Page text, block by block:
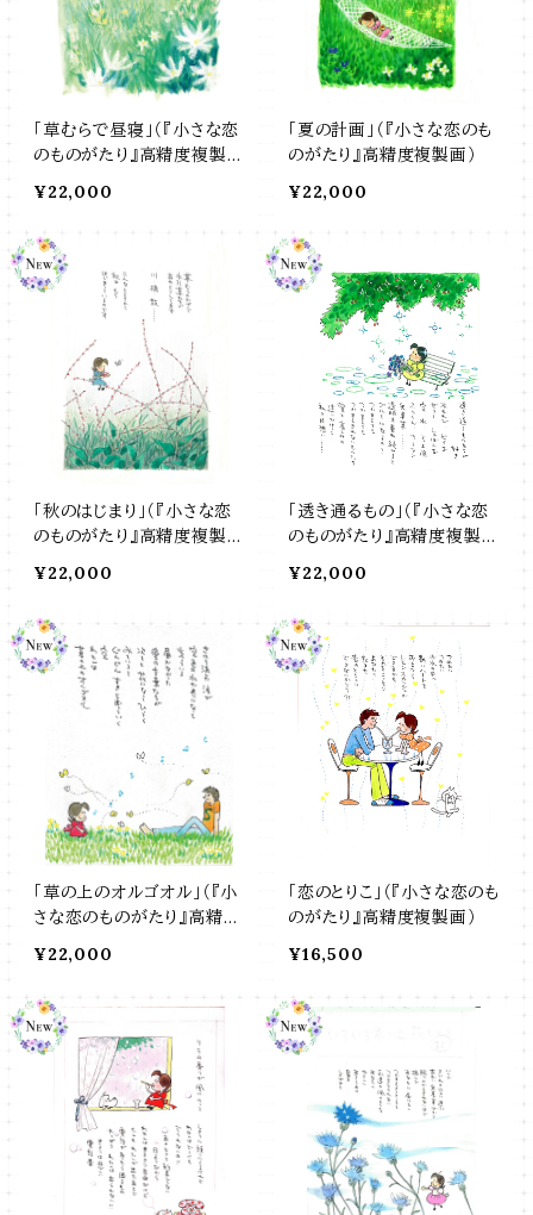
「草むらで昼寝」（『小さな恋
のものがたり』高精度複製
¥22,000
「夏の計画」（『小さな恋のも
のがたり』高精度複製画）
¥22,000
「秋のはじまり」（『小さな恋
のものがたり』高精度複製
¥22,000
「透き通るもの」（『小さな恋
のものがたり』高精度複製
¥22,000
「草の上のオルゴオル」（『小
さな恋のものがたり』高精度
¥22,000
「恋のとりこ」（『小さな恋のも
のがたり』高精度複製画）
¥16,500